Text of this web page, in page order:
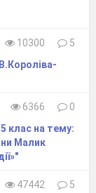
10300
5
6366
0
5 клас на тему:
Малик
47442
5